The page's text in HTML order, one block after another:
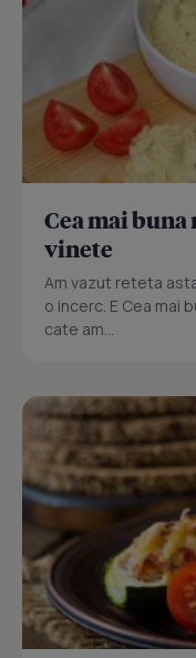
Cea mai buna
vinete
Am vazut reteta
o incerc. E Cea mai
cate am...